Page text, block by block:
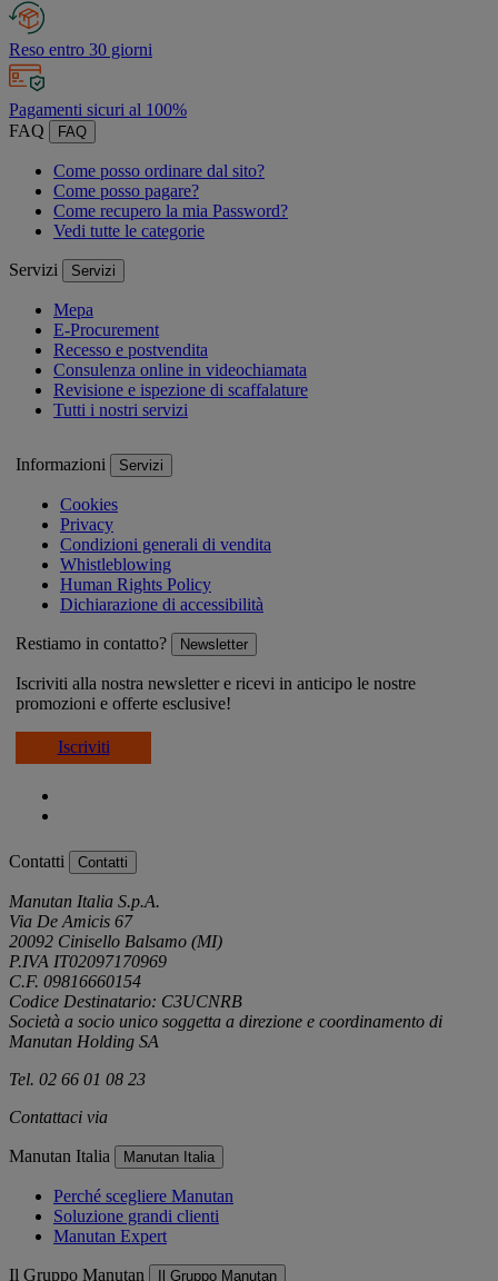
Reso entro 30 giorni
Pagamenti sicuri al 100%
FAQ
FAQ
Come posso ordinare dal sito?
Come posso pagare?
Come recupero la mia Password?
Vedi tutte le categorie
Servizi Servizi
Mepa
E-Procurement
Recesso e postvendita
Consulenza online in videochiamata
Revisione e ispezione di scaffalature
Tutti i nostri servizi
Informazioni Servizi
Cookies
Privacy
Condizioni generali di vendita
Whistleblowing
Human Rights Policy
Dichiarazione di accessibilità
Restiamo in contatto? Newsletter
Iscriviti alla nostra newsletter e ricevi in anticipo le nostre
promozioni e offerte esclusive!
Iscriviti
Contatti Contatti
Manutan Italia S.p.A.
Via De Amicis 67
20092 Cinisello Balsamo (MI)
P.IVA IT02097170969
C.F. 09816660154
Codice Destinatario: C3UCNRB
Società a socio unico soggetta a direzione e coordinamento di
Manutan Holding SA
Tel. 02 66 01 08 23
Contattaci via
Manutan Italia Manutan Italia
Perché scegliere Manutan
Soluzione grandi clienti
Manutan Expert
Il Gruppo Manutan Il Gruppo Manutan